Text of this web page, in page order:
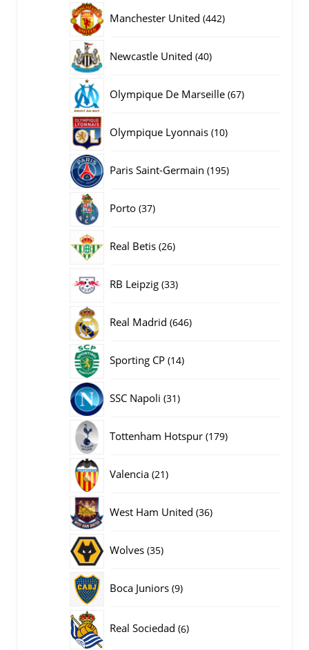
Manchester United 442442
Newcastle United 4040
Olympique De Marseille 6767
Olympique Lyonnais 1010
Paris Saint-Germain 195195
Porto 3737
Real Betis 2626
RB Leipzig 3333
Real Madrid 646646
Sporting CP 1414
SSC Napoli 3131
Tottenham Hotspur 179179
Valencia 2121
West Ham United 3636
Wolves 3535
Boca Juniors 99
Real Sociedad 66